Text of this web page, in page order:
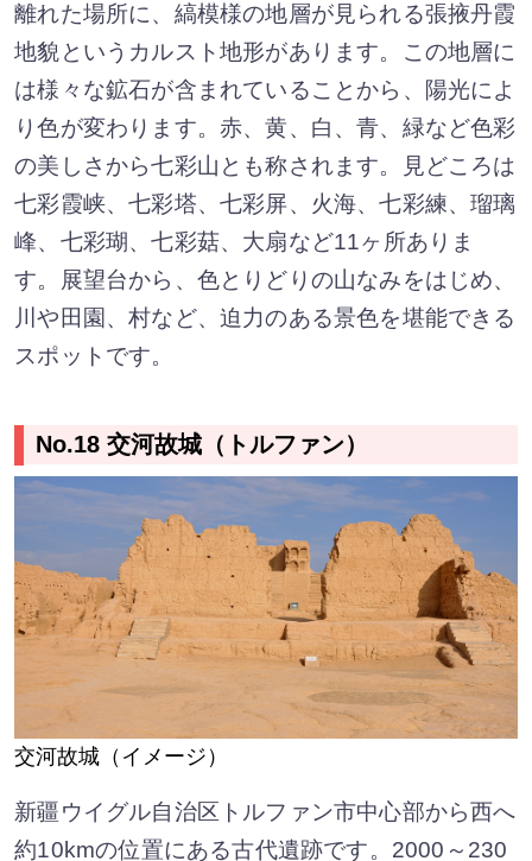
離れた場所に、縞模様の地層が見られる張掖丹霞
地貌というカルスト地形があります。この地層に
は様々な鉱石が含まれていることから、陽光によ
り色が変わります。赤、黄、白、青、緑など色彩
の美しさから七彩山とも称されます。見どころは
七彩霞峡、七彩塔、七彩屏、火海、七彩練、瑠璃
峰、七彩瑚、七彩菇、大扇など11ヶ所ありま
す。展望台から、色とりどりの山なみをはじめ、
川や田園、村など、迫力のある景色を堪能できる
スポットです。
No.18 交河故城（トルファン）
交河故城（イメージ）
新疆ウイグル自治区トルファン市中心部から西へ
約10kmの位置にある古代遺跡です。2000～230